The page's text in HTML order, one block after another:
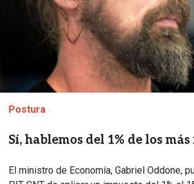
Postura
Sí, hablemos del 1% de los más
El ministro de Economía, Gabriel Oddone,